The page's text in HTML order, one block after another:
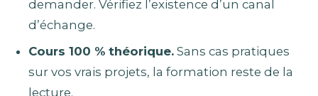
demander. Vérifiez l’existence d’un canal
d’échange.
Cours 100 % théorique.Sans cas pratiques
sur vos vrais projets, la formation reste de la
lecture.